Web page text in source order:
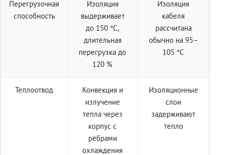
Перегрузочная
способность
Изоляция
выдерживает
до 150 °C,
длительная
перегрузка до
120 %
Изоляция
кабеля
рассчитана
обычно на 95–
105 °C
Теплоотвод
Конвекция и
излучение
тепла через
корпус с
рёбрами
охлаждения
Изоляционные
слои
задерживают
тепло